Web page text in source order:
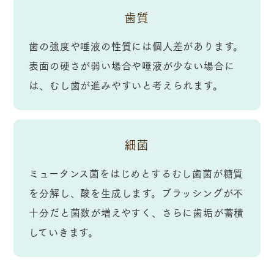
歯質
歯の強度や唾液の性質には個人差があります。
表面の硬さが弱い場合や唾液が少ない場合に
は、むし歯が進みやすいと考えられます。
細菌
ミュータンス菌をはじめとするむし歯菌が糖質
を分解し、酸を生成します。ブラッシングが不
十分だと菌数が増えやすく、さらに歯垢が蓄積
していきます。